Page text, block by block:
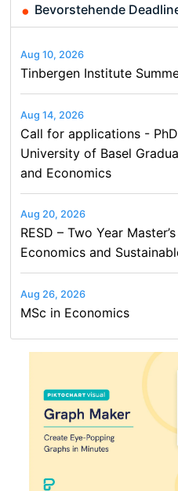
Bevorstehende
Aug 10, 2026
Tinbergen Institute
Aug 14, 2026
Call for applications -
University of Basel
and Economics
Aug 20, 2026
RESD – Two Year
Economics and
Aug 26, 2026
MSc in Economics